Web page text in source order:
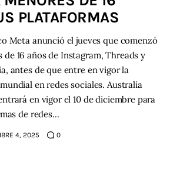
PLATAFORMAS
Meta anunció el jueves que comenzó
de 16 años de Instagram, Threads y
antes de que entre en vigor la
en redes sociales. Australia
en vigor el 10 de diciembre para
de redes…
4, 2025 0